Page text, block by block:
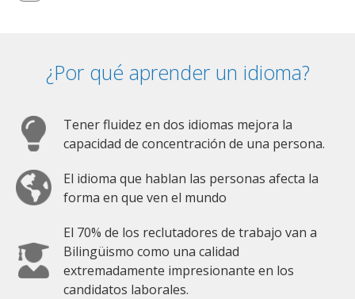
¿Por qué aprender un idioma?
Tener fluidez en dos idiomas mejora la
capacidad de concentración de una persona.
El idioma que hablan las personas afecta la
forma en que ven el mundo
El 70% de los reclutadores de trabajo van a
Bilingüismo como una calidad
extremadamente impresionante en los
candidatos laborales.